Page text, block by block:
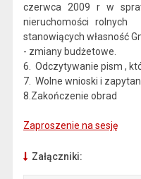
czerwca 2009 r w
nieruchomości rolnych
stanowiących własność
- zmiany budżetowe.
6. Odczytywanie pism ,
7. Wolne wnioski i
8.Zakończenie obrad
Zaproszenie na sesję
Załączniki: